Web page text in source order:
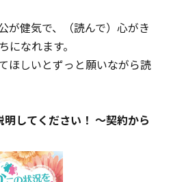
が健気で、（読んで）心がき
になれます。
ほしいとずっと願いながら読
明してください！ ～契約から